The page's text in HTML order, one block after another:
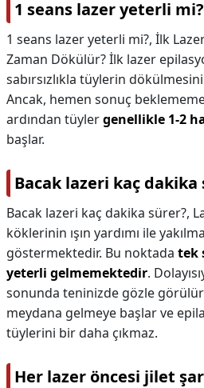
1 seans lazer yeterli mi?
1 seans lazer yeterli mi?, İlk
Zaman Dökülür? İlk lazer
sabırsızlıkla tüylerin
Ancak, hemen sonuç
ardından tüylergenellikle 1-2
başlar.
Bacak lazeri kaç dakika
Bacak lazeri kaç dakika sürer?,
köklerinin ışın yardımı ile
göstermektedir. Bu noktada tek
yeterli gelmemektedir.
sonunda teninizde gözle
meydana gelmeye başlar ve
tüylerini bir daha çıkmaz.
Her lazer öncesi jilet